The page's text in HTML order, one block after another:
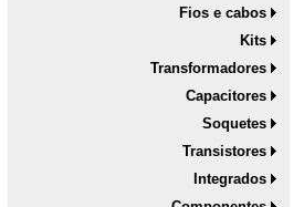
Fios e cabos
Kits
Transformadores
Capacitores
Soquetes
Transistores
Integrados